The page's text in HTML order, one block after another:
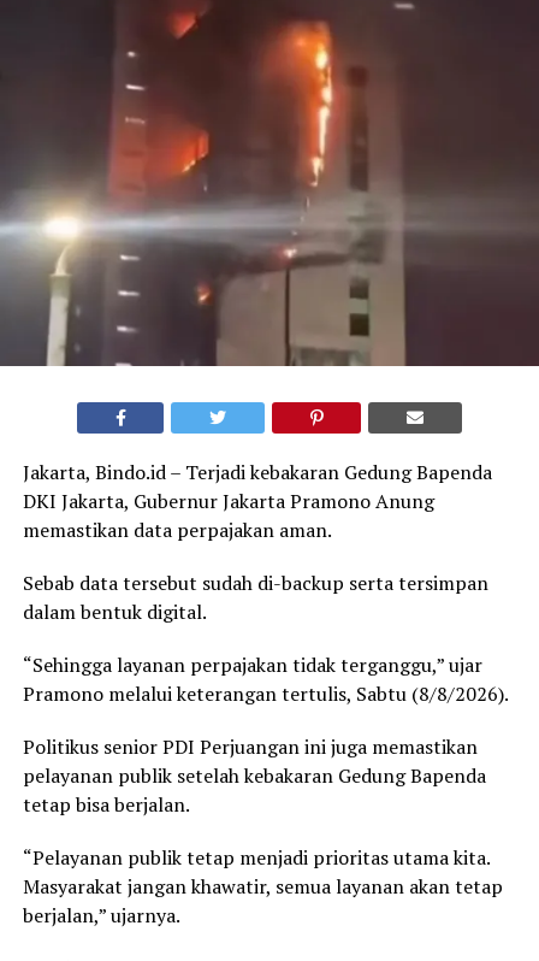
Jakarta, Bindo.id – Terjadi kebakaran Gedung Bapenda
DKI Jakarta, Gubernur Jakarta Pramono Anung
memastikan data perpajakan aman.
Sebab data tersebut sudah di-backup serta tersimpan
dalam bentuk digital.
“Sehingga layanan perpajakan tidak terganggu,” ujar
Pramono melalui keterangan tertulis, Sabtu (8/8/2026).
Politikus senior PDI Perjuangan ini juga memastikan
pelayanan publik setelah kebakaran Gedung Bapenda
tetap bisa berjalan.
“Pelayanan publik tetap menjadi prioritas utama kita.
Masyarakat jangan khawatir, semua layanan akan tetap
berjalan,” ujarnya.